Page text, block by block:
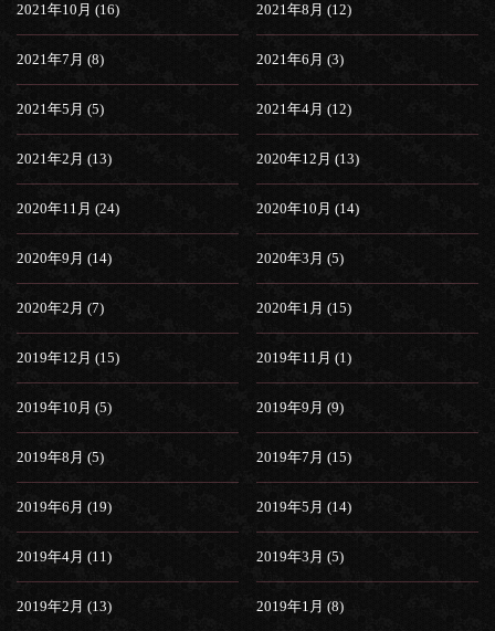
2021年10月 (16) 2021年8月 (12)
2021年7月 (8) 2021年6月 (3)
2021年5月 (5) 2021年4月 (12)
2021年2月 (13) 2020年12月 (13)
2020年11月 (24) 2020年10月 (14)
2020年9月 (14) 2020年3月 (5)
2020年2月 (7) 2020年1月 (15)
2019年12月 (15) 2019年11月 (1)
2019年10月 (5) 2019年9月 (9)
2019年8月 (5) 2019年7月 (15)
2019年6月 (19) 2019年5月 (14)
2019年4月 (11) 2019年3月 (5)
2019年2月 (13) 2019年1月 (8)